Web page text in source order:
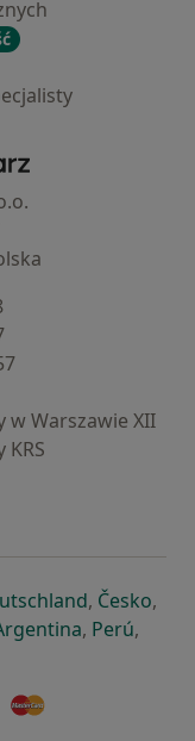
- Strona główna
w Warszawie XII
KRS
karcie
w nowej karcie
się w nowej
otwiera się
, Česko,
karcie
w nowej karcie
się w nowej
otwiera się
, Perú,